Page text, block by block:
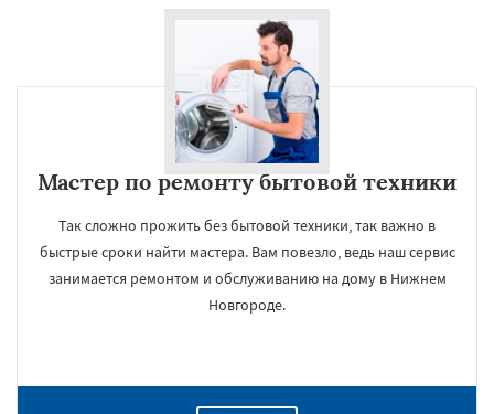
Мастер по ремонту бытовой техники
Так сложно прожить без бытовой техники, так важно в
быстрые сроки найти мастера. Вам повезло, ведь наш сервис
занимается ремонтом и обслуживанию на дому в Нижнем
Новгороде.